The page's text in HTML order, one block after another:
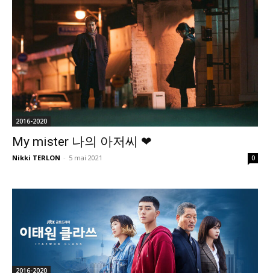
2016-2020
My mister 나의 아저씨 ❤
Nikki TERLON - 5 mai 2021 0
2016-2020